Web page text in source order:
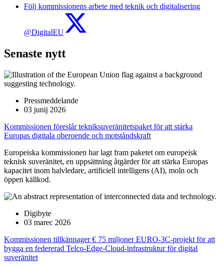
Följ kommissionens arbete med teknik och digitalisering
@DigitalEU
Senaste nytt
Pressmeddelande
03 junij 2026
Kommissionen föreslår tekniksuveränitetspaket för att stärka
Europas digitala oberoende och motståndskraft
Europeiska kommissionen har lagt fram paketet om europeisk
teknisk suveränitet, en uppsättning åtgärder för att stärka Europas
kapacitet inom halvledare, artificiell intelligens (AI), moln och
öppen källkod.
Digibyte
03 marec 2026
Kommissionen tillkännager € 75 miljoner EURO-3C-projekt för att
bygga en federerad Telco-Edge-Cloud-infrastruktur för digital
suveränitet